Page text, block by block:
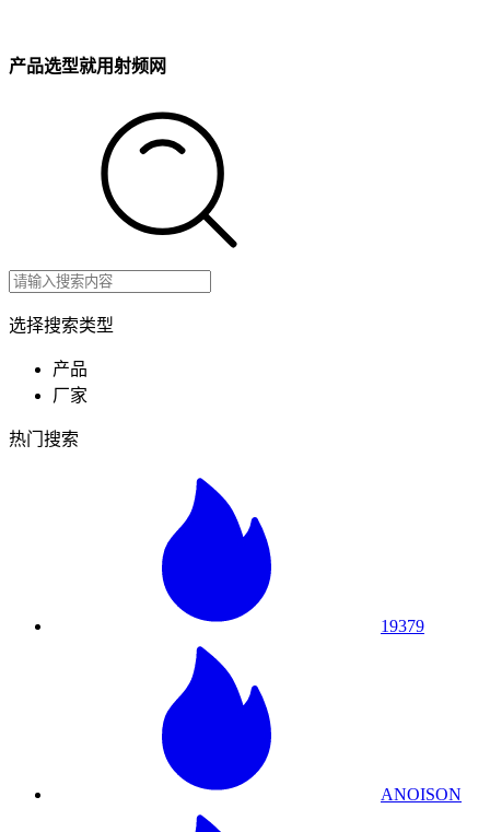
产品选型就用射频网
选择搜索类型
产品
厂家
热门搜索
19379
ANOISON